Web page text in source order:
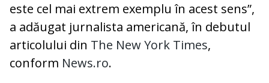
este cel mai extrem exemplu în acest sens”,
a adăugat jurnalista americană, în debutul
articolului din The New York Times,
conform News.ro.